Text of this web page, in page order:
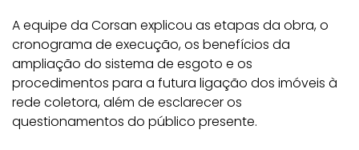
A equipe da Corsan explicou as etapas da obra, o
cronograma de execução, os benefícios da
ampliação do sistema de esgoto e os
procedimentos para a futura ligação dos imóveis à
rede coletora, além de esclarecer os
questionamentos do público presente.